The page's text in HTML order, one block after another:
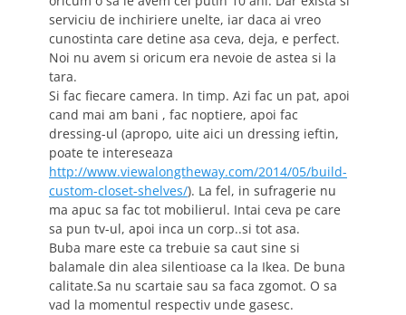
serviciu de inchiriere unelte, iar daca ai vreo
cunostinta care detine asa ceva, deja, e perfect.
Noi nu avem si oricum era nevoie de astea si la
tara.
Si fac fiecare camera. In timp. Azi fac un pat, apoi
cand mai am bani , fac noptiere, apoi fac
dressing-ul (apropo, uite aici un dressing ieftin,
poate te intereseaza
http://www.viewalongtheway.com/2014/05/build-
custom-closet-shelves/). La fel, in sufragerie nu
ma apuc sa fac tot mobilierul. Intai ceva pe care
sa pun tv-ul, apoi inca un corp..si tot asa.
Buba mare este ca trebuie sa caut sine si
balamale din alea silentioase ca la Ikea. De buna
calitate.Sa nu scartaie sau sa faca zgomot. O sa
vad la momentul respectiv unde gasesc.